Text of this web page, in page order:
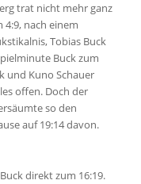
trat nicht mehr ganz
nach einem
Tobias Buck
Buck zum
und Kuno Schauer
offen. Doch der
so den
auf 19:14 davon.
direkt zum 16:19.